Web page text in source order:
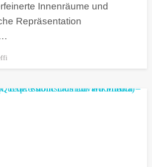
Innenräume und
Repräsentation